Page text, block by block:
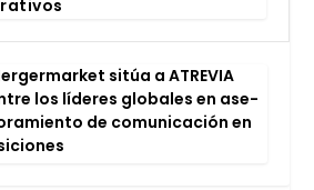
sitúa a ATRE­VIA
los líde­res glo­ba­les en ase­
de comu­ni­ca­ción en